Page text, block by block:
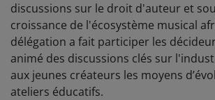
discussions sur le droit d'auteur et
croissance de l'écosystème musical
délégation a fait participer les
animé des discussions clés sur
aux jeunes créateurs les moyens
ateliers éducatifs.